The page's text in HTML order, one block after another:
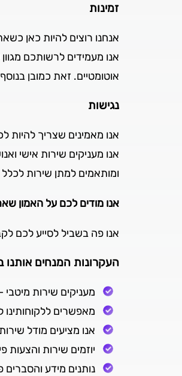
זמינות
אנחנו רוצים להיות כאן
אנו מעמידים לרשותכם
אוטומטיים. זאת כמובן
נגישות
אנו מאמינים שצריך להיות
אנו מעניקים שירות אישי
ומותאמים למתן שירות
אנו מודים לכם על האמון
אנו פה בשביל לסייע לכם
העקרונות המנחים אותנו
מעניקים שירות מיטבי
מאפשרים ללקוחותינו
אנו מציעים מודל
יוזמים שירות
נותנים מידע והסברים